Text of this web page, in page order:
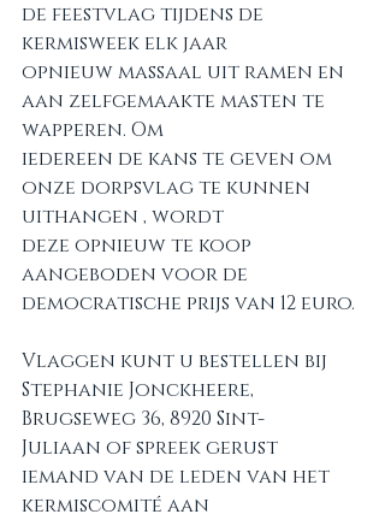
de feestvlag tijdens de
kermisweek elk jaar
opnieuw massaal uit ramen en
aan zelfgemaakte masten te
wapperen. Om
iedereen de kans te geven om
onze dorpsvlag te kunnen
uithangen , wordt
deze opnieuw te koop
aangeboden voor de
democratische prijs van 12 euro.
Vlaggen kunt u bestellen bij
Stephanie Jonckheere,
Brugseweg 36, 8920 Sint-
Juliaan of spreek gerust
iemand van de leden van het
kermiscomité aan